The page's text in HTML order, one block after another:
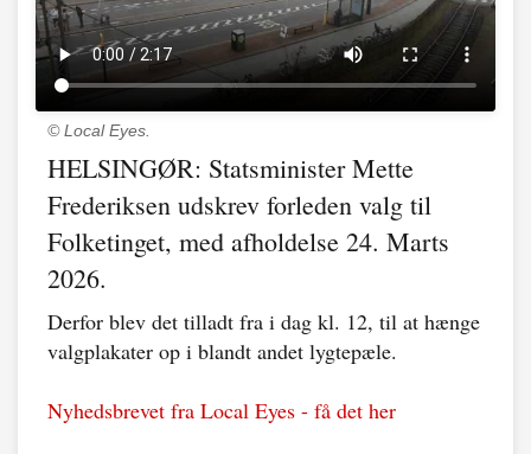
© Local Eyes.
HELSINGØR: Statsminister Mette
Frederiksen udskrev forleden valg til
Folketinget, med afholdelse 24. Marts
2026.
Derfor blev det tilladt fra i dag kl. 12, til at hænge
valgplakater op i blandt andet lygtepæle.
Nyhedsbrevet fra Local Eyes - få det her